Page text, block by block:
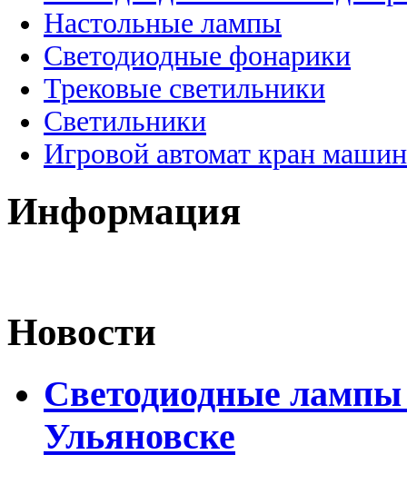
Настольные лампы
Светодиодные фонарики
Трековые светильники
Светильники
Игровой автомат кран
Информация
Новости
Светодиодные
Ульяновске